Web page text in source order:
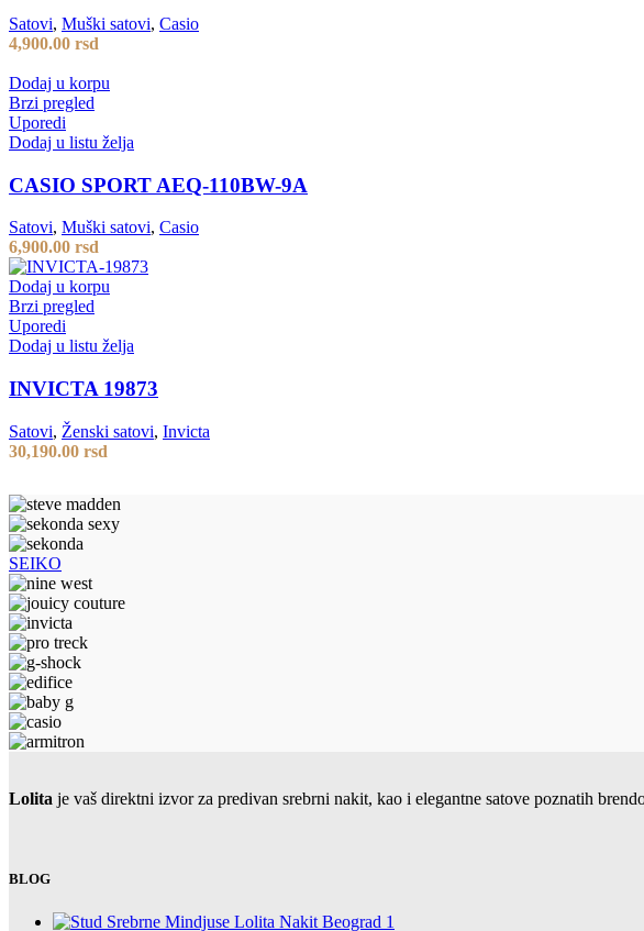
Satovi, Muški satovi, Casio
4,900.00 rsd
Dodaj u korpu
Brzi pregled
Uporedi
Dodaj u listu želja
CASIO SPORT AEQ-110BW-9A
Satovi, Muški satovi, Casio
6,900.00 rsd
Dodaj u korpu
Brzi pregled
Uporedi
Dodaj u listu želja
INVICTA 19873
Satovi, Ženski satovi, Invicta
30,190.00 rsd
SEIKO
Lolita je vaš direktni izvor za predivan srebrni nakit, kao i elegantne satove poznatih
BLOG